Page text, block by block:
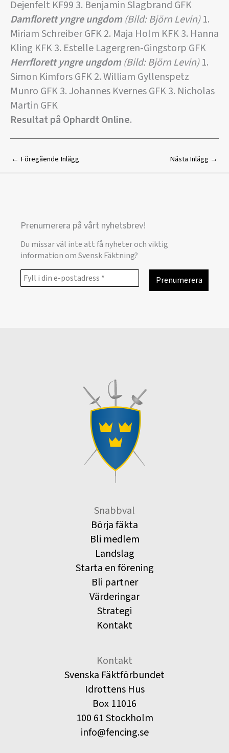
Dejenfelt KF99 3. Benjamin Slagbrand GFK
Damflorett yngre ungdom (Bild: Björn Levin)1.
Miriam Schreiber GFK 2. Maja Holm KFK 3. Hanna
Kling KFK 3. Estelle Lagergren-Gingstorp GFK
Herrflorett yngre ungdom (Bild: Björn Levin)1.
Simon Kimfors GFK 2. William Gyllenspetz
Munro GFK 3. Johannes Kvernes GFK 3. Nicholas
Martin GFK
Resultat på Ophardt Online.
← Föregående Inlägg Nästa Inlägg →
Prenumerera på vårt nyhetsbrev!
Du missar väl inte att få nyheter och viktig
information om Svensk Fäktning?
Snabbval
Börja fäkta
Bli medlem
Landslag
Starta en förening
Bli partner
Värderingar
Strategi
Kontakt
Kontakt
Svenska Fäktförbundet
Idrottens Hus
Box 11016
100 61 Stockholm
info@fencing.se